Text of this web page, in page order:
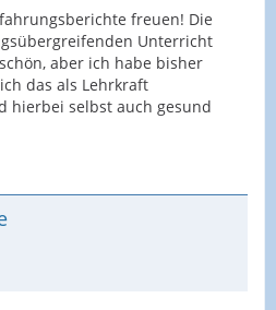
freuen! Die
Unterricht
aber ich habe bisher
das als Lehrkraft
hierbei selbst auch gesund